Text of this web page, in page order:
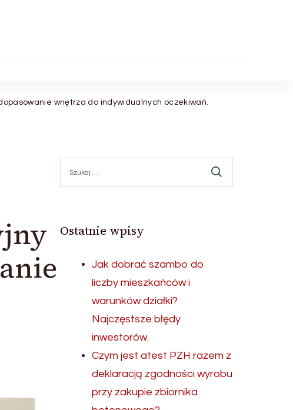
wnętrza do indywidualnych oczekiwań.
Ostatnie wpisy
Jak dobrać szambo do
liczby mieszkańców i
warunków działki?
Najczęstsze błędy
inwestorów.
Czym jest atest PZH razem z
deklaracją zgodności wyrobu
przy zakupie zbiornika